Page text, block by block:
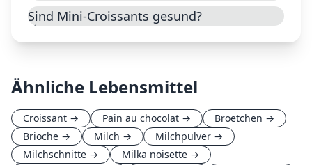
Sind Mini-Croissants gesund?
Ähnliche Lebensmittel
Croissant → Pain au chocolat → Broetchen →
Brioche → Milch → Milchpulver →
Milchschnitte → Milka noisette →